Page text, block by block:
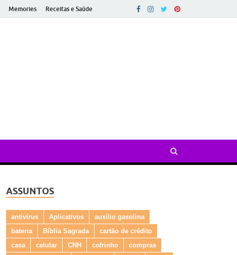
Memories Receitas e Saúde
ASSUNTOS
antivírus Aplicativos
auxílio gasolina
bateria
Bíblia Sagrada
cartão de crédito
casa
celular CNH cofrinho
compras